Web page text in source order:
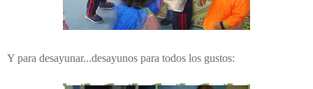
Y para desayunar...desayunos para todos los gustos: